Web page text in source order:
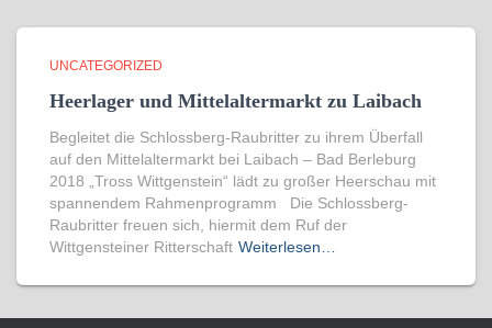
UNCATEGORIZED
Heerlager und Mittelaltermarkt zu Laibach
Begleitet die Schlossberg-Raubritter zu ihrem Überfall
auf den Mittelaltermarkt bei Laibach – Bad Berleburg
2018 „Tross Wittgenstein“ lädt zu großer Heerschau mit
spannendem Rahmenprogramm Die Schlossberg-
Raubritter freuen sich, hiermit dem Ruf der
Wittgensteiner Ritterschaft Weiterlesen…